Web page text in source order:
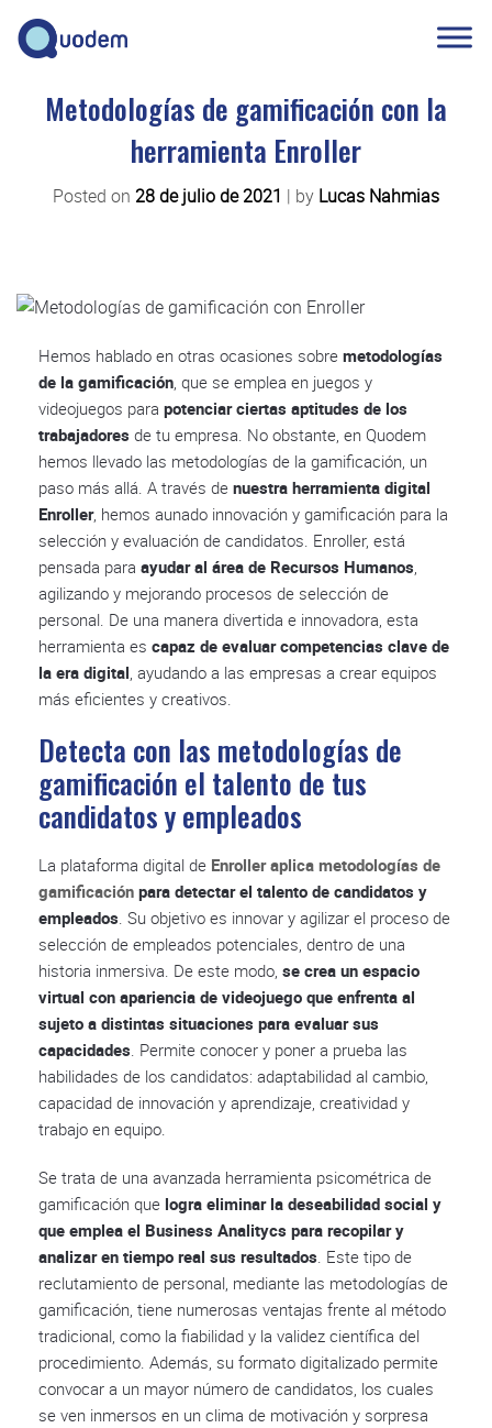
Metodologías de gamificación con la
herramienta Enroller
Posted on 28 de julio de 2021 | by Lucas Nahmias
Hemos hablado en otras ocasiones sobre metodologías
de la gamificación , que se emplea en juegos y
videojuegos para potenciar ciertas aptitudes de los
trabajadores de tu empresa. No obstante, en Quodem
hemos llevado las metodologías de la gamificación, un
paso más allá. A través de nuestra herramienta digital
Enroller, hemos aunado innovación y gamificación para la
selección y evaluación de candidatos. Enroller, está
pensada para ayudar al área de Recursos Humanos
agilizando y mejorando procesos de selección de
personal. De una manera divertida e innovadora, esta
herramienta es capaz de evaluar competencias clave de
la era digital , ayudando a las empresas a crear equipos
más eficientes y creativos.
Detecta con las metodologías de
gamificación el talento de tus
candidatos y empleados
La plataforma digital de Enroller aplica metodologías de
gamificación para detectar el talento de candidatos y
empleados . Su objetivo es innovar y agilizar el proceso de
selección de empleados potenciales, dentro de una
historia inmersiva. De este modo, se crea un espacio
virtual con apariencia de videojuego que enfrenta al
sujeto a distintas situaciones para evaluar sus
capacidades . Permite conocer y poner a prueba las
habilidades de los candidatos: adaptabilidad al cambio,
capacidad de innovación y aprendizaje, creatividad y
trabajo en equipo.
Se trata de una avanzada herramienta psicométrica de
gamificación que logra eliminar la deseabilidad social y
que emplea el Business Analitycs para recopilar y
analizar en tiempo real sus resultados . Este tipo de
reclutamiento de personal, mediante las metodologías de
gamificación, tiene numerosas ventajas frente al método
tradicional, como la fiabilidad y la validez científica del
procedimiento. Además, su formato digitalizado permite
convocar a un mayor número de candidatos, los cuales
se ven inmersos en un clima de motivación y sorpresa